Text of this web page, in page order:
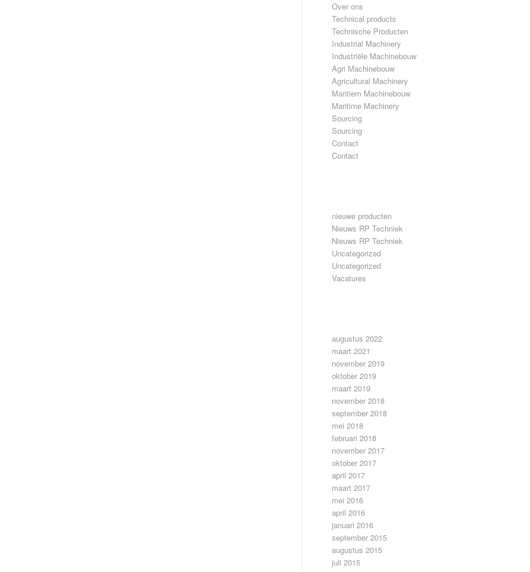
Over ons
Technical products
Technische Producten
Industrial Machinery
Industriële Machinebouw
Agri Machinebouw
Agricultural Machinery
Maritiem Machinebouw
Maritime Machinery
Sourcing
Sourcing
Contact
Contact
nieuwe producten
Nieuws RP Techniek
Nieuws RP Techniek
Uncategorized
Uncategorized
Vacatures
augustus 2022
maart 2021
november 2019
oktober 2019
maart 2019
november 2018
september 2018
mei 2018
februari 2018
november 2017
oktober 2017
april 2017
maart 2017
mei 2016
april 2016
januari 2016
september 2015
augustus 2015
juli 2015